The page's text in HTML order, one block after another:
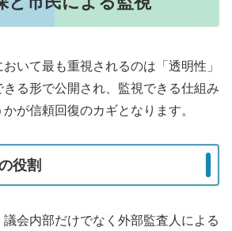
いて最も重視されるのは「透明性」
る形で公開され、監視できる仕組み
が信頼回復のカギとなります。
役割
会内部だけでなく外部監査人による